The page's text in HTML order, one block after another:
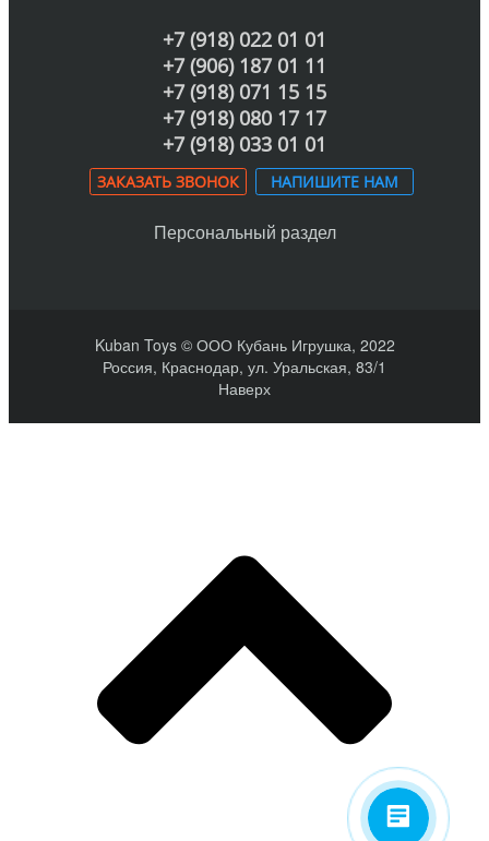
+7 (918) 022 01 01
+7 (906) 187 01 11
+7 (918) 071 15 15
+7 (918) 080 17 17
+7 (918) 033 01 01
ЗАКАЗАТЬ ЗВОНОК НАПИШИТЕ НАМ
Персональный раздел
Kuban Toys © ООО Кубань Игрушка, 2022
Россия, Краснодар, ул. Уральская, 83/1
Наверх